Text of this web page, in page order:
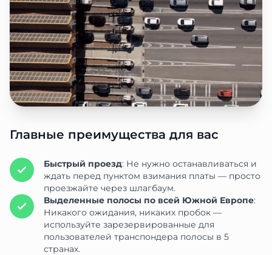
Главные преимущества для вас
Быстрый проезд: Не нужно останавливаться и
ждать перед пунктом взимания платы — просто
проезжайте через шлагбаум.
Выделенные полосы по всей Южной Европе:
Никакого ожидания, никаких пробок —
используйте зарезервированные для
пользователей транспондера полосы в 5
странах.